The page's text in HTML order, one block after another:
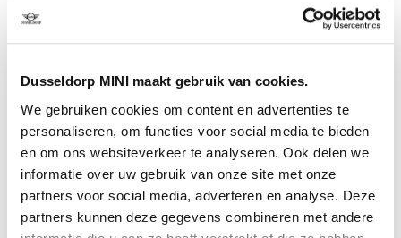
Dusseldorp MINI maakt gebruik van cookies.
We gebruiken cookies om content en advertenties te
personaliseren, om functies voor social media te bieden
en om ons websiteverkeer te analyseren. Ook delen we
informatie over uw gebruik van onze site met onze
partners voor social media, adverteren en analyse. Deze
partners kunnen deze gegevens combineren met andere
voor uw comfort. Deze MINI Cabrio van het bouwjaar 2026
heeft 501 kilometer op de teller staan. Met een viercilinder
deze MINI over uitstekende prestaties. De R in de maand?
Dan is het tijd voor de luxe van de meegeleverde
stoelverwarming! De uitmonstering van deze auto wordt
gecompleteerd door onder meer LED koplampen en
windscherm.
Dankzij het Harman/Kardon audiosysteem beluister u
Meer weergeven